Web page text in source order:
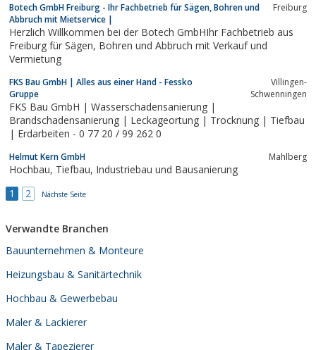
Botech GmbH Freiburg - Ihr Fachbetrieb für Sägen, Bohren und
Abbruch mit Mietservice |
Freiburg
Herzlich Willkommen bei der Botech GmbHIhr Fachbetrieb aus
Freiburg für Sägen, Bohren und Abbruch mit Verkauf und
Vermietung
FKS Bau GmbH | Alles aus einer Hand - Fessko
Gruppe
Villingen-
Schwenningen
FKS Bau GmbH | Wasserschadensanierung |
Brandschadensanierung | Leckageortung | Trocknung | Tiefbau
| Erdarbeiten - 0 77 20 / 99 262 0
Helmut Kern GmbH Mahlberg
Hochbau, Tiefbau, Industriebau und Bausanierung
1
2 Nächste Seite
Verwandte Branchen
Bauunternehmen & Monteure
Heizungsbau & Sanitärtechnik
Hochbau & Gewerbebau
Maler & Lackierer
Maler & Tapezierer